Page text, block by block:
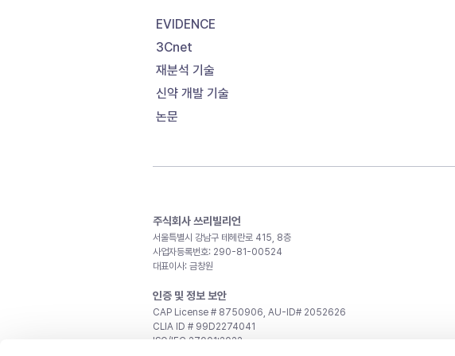
EVIDENCE
3Cnet
재분석 기술
신약 개발 기술
논문
주식회사 쓰리빌리언
서울특별시 강남구 테헤란로 415, 8층
사업자등록번호: 290-81-00524
대표이사: 금창원
인증 및 정보 보안
CAP License # 8750906, AU-ID# 2052626
CLIA ID # 99D2274041
ISO/IEC 27001:2022